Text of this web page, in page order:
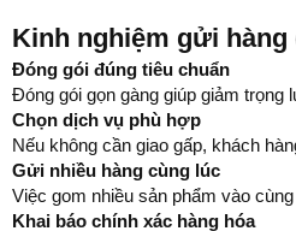
Kinh nghiệm gửi
Đóng gói đúng tiêu chuẩn
Đóng gói gọn gàng giúp giảm
Chọn dịch vụ phù hợp
Nếu không cần giao gấp, khách
Gửi nhiều hàng cùng lúc
Việc gom nhiều sản phẩm vào
Khai báo chính xác hàng hóa